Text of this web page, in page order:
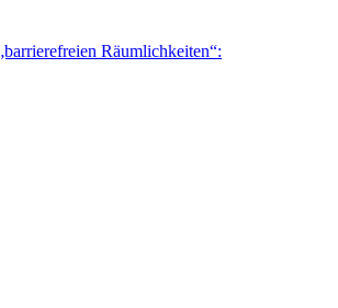
Räumlichkeiten“: